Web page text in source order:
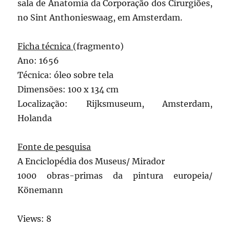
sala de Anatomia da Corporação dos Cirurgiões,
no Sint Anthonieswaag, em Amsterdam.
Ficha técnica (fragmento)
Ano: 1656
Técnica: óleo sobre tela
Dimensões: 100 x 134 cm
Localização: Rijksmuseum, Amsterdam,
Holanda
Fonte de pesquisa
A Enciclopédia dos Museus/ Mirador
1000 obras-primas da pintura europeia/
Könemann
Views: 8